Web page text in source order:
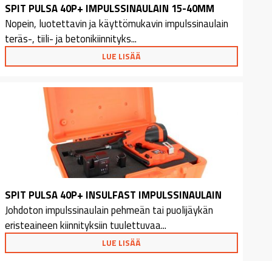
SPIT PULSA 40P+ IMPULSSINAULAIN 15-40MM
Nopein, luotettavin ja käyttömukavin impulssinaulain
teräs-, tiili- ja betonikiinnityks...
LUE LISÄÄ
SPIT PULSA 40P+ INSULFAST IMPULSSINAULAIN
Johdoton impulssinaulain pehmeän tai puolijäykän
eristeaineen kiinnityksiin tuulettuvaa...
LUE LISÄÄ